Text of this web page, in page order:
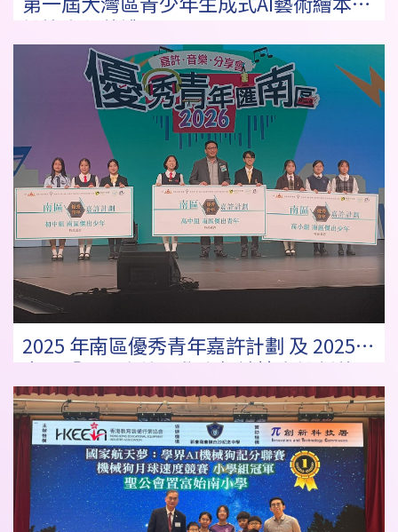
計比賽頒獎禮
2025 年南區優秀青年嘉許計劃 及 2025
南區「勇闖高峰」學生領袖培育計劃獎項